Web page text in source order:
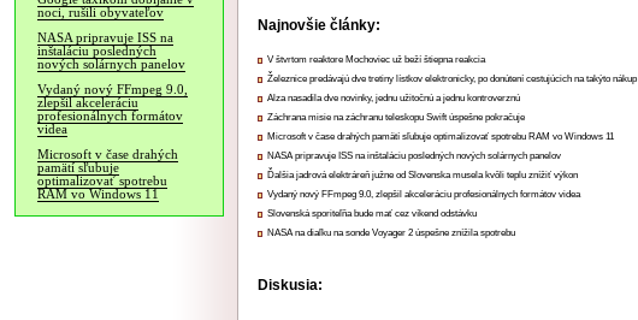
noci, rušili obyvateľov
NASA pripravuje ISS na
inštaláciu posledných
nových solárnych panelov
Vydaný nový FFmpeg 9.0,
zlepšil akceleráciu
profesionálnych formátov
videa
Microsoft v čase drahých
pamätí sľubuje
optimalizovať spotrebu
RAM vo Windows 11
Najnovšie články:
V štvrtom reaktore Mochoviec už beží štiepna reakcia
Železnice predávajú dve tretiny lístkov elektronicky, po donútení cestujúcich na takýto nákup
Alza nasadila dve novinky, jednu užitočnú a jednu kontroverznú
Záchrana misie na záchranu teleskopu Swift úspešne pokračuje
Microsoft v čase drahých pamätí sľubuje optimalizovať spotrebu RAM vo Windows 11
NASA pripravuje ISS na inštaláciu posledných nových solárnych panelov
Ďalšia jadrová elektráreň južne od Slovenska musela kvôli teplu znížiť výkon
Vydaný nový FFmpeg 9.0, zlepšil akceleráciu profesionálnych formátov videa
Slovenská sporiteľňa bude mať cez víkend odstávku
NASA na diaľku na sonde Voyager 2 úspešne znížila spotrebu
Diskusia: